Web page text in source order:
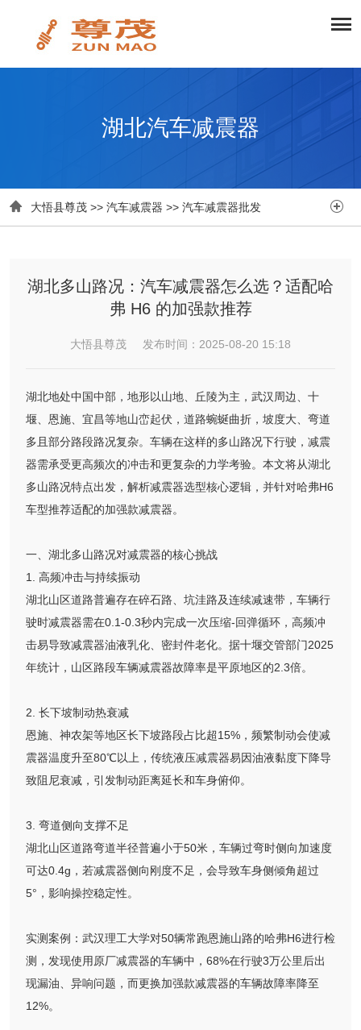
湖北汽车减震器
 大悟县尊茂 >> 汽车减震器 >> 汽车减震器批发 
湖北多山路况：汽车减震器怎么选？适配哈
弗 H6 的加强款推荐
大悟县尊茂 发布时间：2025-08-20 15:18
湖北地处中国中部，地形以山地、丘陵为主，武汉周边、十
堰、恩施、宜昌等地山峦起伏，道路蜿蜒曲折，坡度大、弯道
多且部分路段路况复杂。车辆在这样的多山路况下行驶，减震
器需承受更高频次的冲击和更复杂的力学考验。本文将从湖北
多山路况特点出发，解析减震器选型核心逻辑，并针对哈弗H6
车型推荐适配的加强款减震器。
一、湖北多山路况对减震器的核心挑战
1. 高频冲击与持续振动
湖北山区道路普遍存在碎石路、坑洼路及连续减速带，车辆行
驶时减震器需在0.1-0.3秒内完成一次压缩-回弹循环，高频冲
击易导致减震器油液乳化、密封件老化。据十堰交管部门2025
年统计，山区路段车辆减震器故障率是平原地区的2.3倍。
2. 长下坡制动热衰减
恩施、神农架等地区长下坡路段占比超15%，频繁制动会使减
震器温度升至80℃以上，传统液压减震器易因油液黏度下降导
致阻尼衰减，引发制动距离延长和车身俯仰。
3. 弯道侧向支撑不足
湖北山区道路弯道半径普遍小于50米，车辆过弯时侧向加速度
可达0.4g，若减震器侧向刚度不足，会导致车身侧倾角超过
5°，影响操控稳定性。
实测案例：武汉理工大学对50辆常跑恩施山路的哈弗H6进行检
测，发现使用原厂减震器的车辆中，68%在行驶3万公里后出
现漏油、异响问题，而更换加强款减震器的车辆故障率降至
12%。